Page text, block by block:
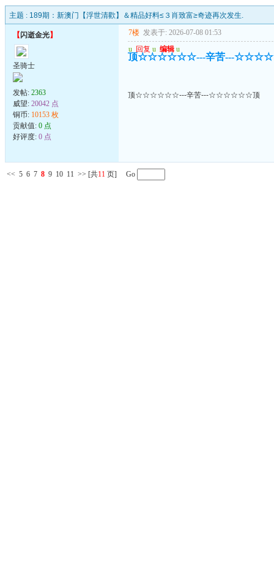
主题 : 189期：新澳门【浮世清歡】＆精品好料≤３肖致富≥奇迹再次发生.
【闪逝金光】
圣骑士
发帖: 2363
威望: 20042 点
铜币: 10153 枚
贡献值: 0 点
好评度: 0 点
7楼 发表于: 2026-07-08 01:53
u 回复 u 编辑 u
顶☆☆☆☆☆☆---辛苦---
顶☆☆☆☆☆☆---辛苦---☆☆☆☆☆☆顶
<< 5 6 7 8 9 10 11 >> [共11 页] Go